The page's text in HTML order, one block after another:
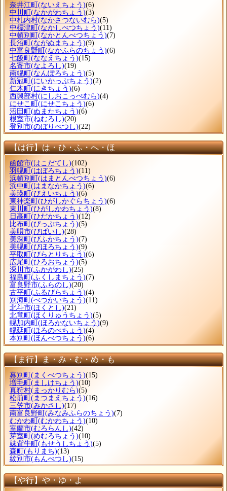
奈井江町(ないえちょう)(6)
中川町(なかがわちょう)(3)
中札内村(なかさつないむら)(5)
中標津町(なかしべつちょう)(11)
中頓別町(なかとんべつちょう)(7)
長沼町(ながぬまちょう)(9)
中富良野町(なかふらのちょう)(6)
七飯町(ななえちょう)(15)
名寄市(なよろし)(19)
南幌町(なんぽろちょう)(5)
新冠町(にいかっぷちょう)(2)
仁木町(にきちょう)(6)
西興部村(にしおこっぺむら)(4)
にせこ町(にせこちょう)(6)
沼田町(ぬまたちょう)(6)
根室市(ねむろし)(20)
登別市(のぼりべつし)(22)
【は行】は・ひ・ふ・へ・ほ
函館市(はこだてし)(102)
羽幌町 (はぼろちょう)(11)
浜頓別町 (はまとんべつちょう)(6)
浜中町 (はまなかちょう)(6)
美瑛町 (びえいちょう)(6)
東神楽町 (ひがしかぐらちょう)(6)
東川町 (ひがしかわちょう)(8)
日高町 (ひだかちょう)(12)
比布町 (ぴっぷちょう)(5)
美唄市(びばいし)(28)
美深町 (びふかちょう)(7)
美幌町 (びほろちょう)(9)
平取町 (びらとりちょう)(6)
広尾町 (ひろおちょう)(5)
深川市(ふかがわし)(25)
福島町 (ふくしまちょう)(7)
富良野市(ふらのし)(20)
古平町 (ふるびらちょう)(4)
別海町 (べつかいちょう)(11)
北斗市(ほくとし)(21)
北竜町 (ほくりゅうちょう)(5)
幌加内町 (ほろかないちょう)(9)
幌延町 (ほろのべちょう)(4)
本別町 (ほんべつちょう)(6)
【ま行】ま・み・む・め・も
幕別町 (まくべつちょう)(15)
増毛町 (ましけちょう)(10)
真狩村(まっかりむら)(5)
松前町 (まつまえちょう)(16)
三笠市(みかさし)(17)
南富良野町 (みなみふらのちょう)(7)
むかわ町 (むかわちょう)(10)
室蘭市(むろらんし)(42)
芽室町 (めむろちょう)(10)
妹背牛町 (もせうしちょう)(5)
森町 (もりまち)(13)
紋別市(もんべつし)(15)
【や行】や・ゆ・よ